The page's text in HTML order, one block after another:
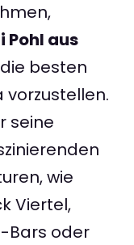
Pohl aus
besten
seine
wie
Viertel,
Bars oder